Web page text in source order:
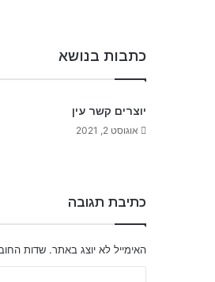
כתבות בנושא
יוצרים קשר עין
אוגוסט 2, 2021
כתיבת תגובה
האימייל לא יוצג באתר. שדות